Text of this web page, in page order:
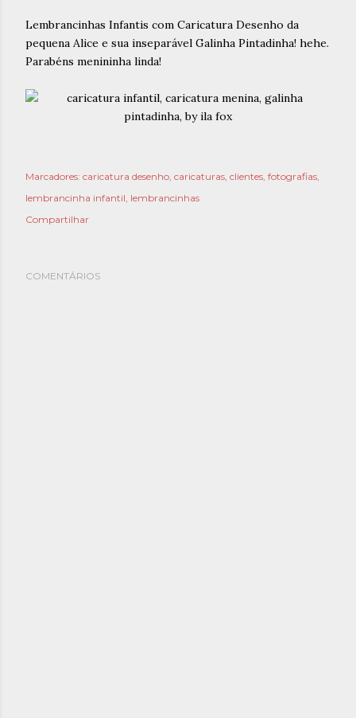
Lembrancinhas Infantis com Caricatura Desenho da
pequena Alice e sua inseparável Galinha Pintadinha! hehe.
Parabéns menininha linda!
Marcadores: caricatura desenho caricaturas clientes fotografias
lembrancinha infantil lembrancinhas
Compartilhar
COMENTÁRIOS